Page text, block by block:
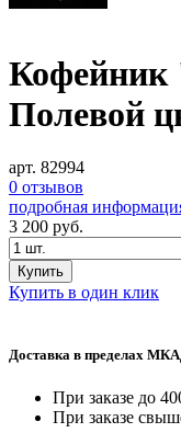
Кофейник
Полевой
арт. 82994
0 отзывов
подробная
3 200 руб.
Купить
Купить в один клик
Доставка в пределах
При заказе до
При заказе